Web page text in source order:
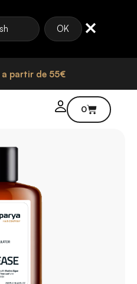
OK
partir de 55€
0